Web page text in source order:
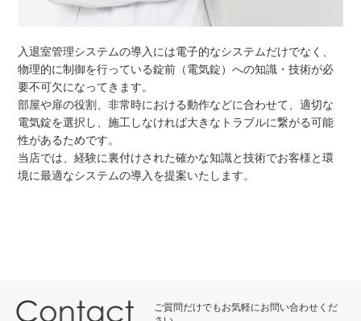
入退室管理システムの導入には電子的なシステムだけでなく、
物理的に制御を行っている錠前（電気錠）への知識・技術が必
要不可欠になってきます。
部屋や扉の役割、非常時における動作などに合わせて、適切な
電気錠を選択し、施工しなければ大きなトラブルに繋がる可能
性があるためです。
当店では、経験に裏付けされた確かな知識と技術でお客様と環
境に最適なシステムの導入を提案いたします。
ご質問だけでもお気軽にお問い合わせくだ